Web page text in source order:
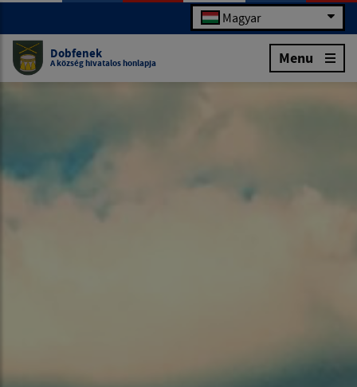
Magyar
Dobfenek
A község hivatalos honlapja Menu